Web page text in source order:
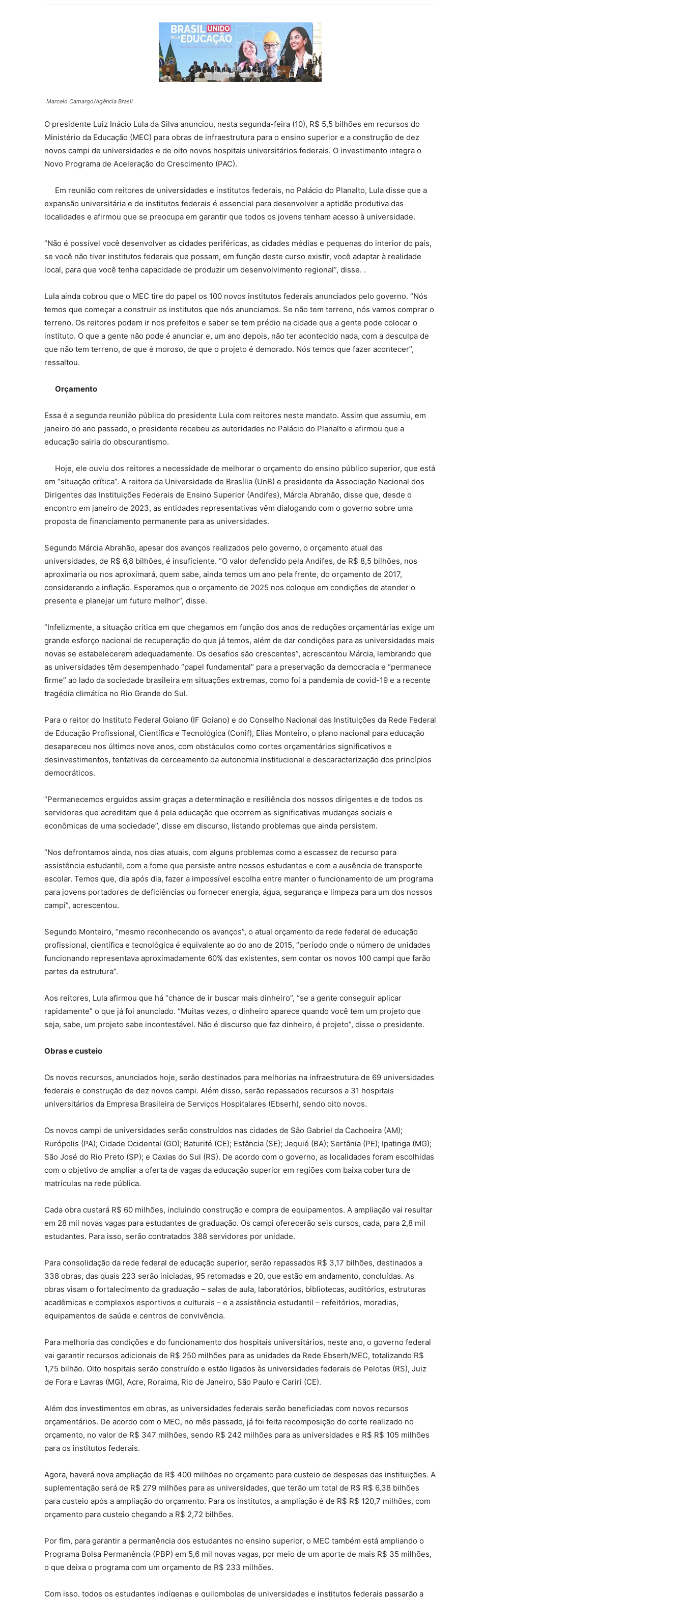
Marcelo Camargo/Agência Brasil
O presidente Luiz Inácio Lula da Silva anunciou, nesta segunda-feira (10), R$ 5,5 bilhões em recursos do
Ministério da Educação (MEC) para obras de infraestrutura para o ensino superior e a construção de dez
novos campi de universidades e de oito novos hospitais universitários federais. O investimento integra o
Novo Programa de Aceleração do Crescimento (PAC).
Em reunião com reitores de universidades e institutos federais, no Palácio do Planalto, Lula disse que a
expansão universitária e de institutos federais é essencial para desenvolver a aptidão produtiva das
localidades e afirmou que se preocupa em garantir que todos os jovens tenham acesso à universidade.
“Não é possível você desenvolver as cidades periféricas, as cidades médias e pequenas do interior do país,
se você não tiver institutos federais que possam, em função deste curso existir, você adaptar à realidade
local, para que você tenha capacidade de produzir um desenvolvimento regional”, disse. .
Lula ainda cobrou que o MEC tire do papel os 100 novos institutos federais anunciados pelo governo. “Nós
temos que começar a construir os institutos que nós anunciamos. Se não tem terreno, nós vamos comprar o
terreno. Os reitores podem ir nos prefeitos e saber se tem prédio na cidade que a gente pode colocar o
instituto. O que a gente não pode é anunciar e, um ano depois, não ter acontecido nada, com a desculpa de
que não tem terreno, de que é moroso, de que o projeto é demorado. Nós temos que fazer acontecer”,
ressaltou.
Orçamento
Essa é a segunda reunião pública do presidente Lula com reitores neste mandato. Assim que assumiu, em
janeiro do ano passado, o presidente recebeu as autoridades no Palácio do Planalto e afirmou que a
educação sairia do obscurantismo.
Hoje, ele ouviu dos reitores a necessidade de melhorar o orçamento do ensino público superior, que está
em “situação crítica”. A reitora da Universidade de Brasília (UnB) e presidente da Associação Nacional dos
Dirigentes das Instituições Federais de Ensino Superior (Andifes), Márcia Abrahão, disse que, desde o
encontro em janeiro de 2023, as entidades representativas vêm dialogando com o governo sobre uma
proposta de financiamento permanente para as universidades.
Segundo Márcia Abrahão, apesar dos avanços realizados pelo governo, o orçamento atual das
universidades, de R$ 6,8 bilhões, é insuficiente. “O valor defendido pela Andifes, de R$ 8,5 bilhões, nos
aproximaria ou nos aproximará, quem sabe, ainda temos um ano pela frente, do orçamento de 2017,
considerando a inflação. Esperamos que o orçamento de 2025 nos coloque em condições de atender o
presente e planejar um futuro melhor”, disse.
“Infelizmente, a situação crítica em que chegamos em função dos anos de reduções orçamentárias exige um
grande esforço nacional de recuperação do que já temos, além de dar condições para as universidades mais
novas se estabelecerem adequadamente. Os desafios são crescentes”, acrescentou Márcia, lembrando que
as universidades têm desempenhado “papel fundamental” para a preservação da democracia e “permanece
firme” ao lado da sociedade brasileira em situações extremas, como foi a pandemia de covid-19 e a recente
tragédia climática no Rio Grande do Sul.
Para o reitor do Instituto Federal Goiano (IF Goiano) e do Conselho Nacional das Instituições da Rede Federal
de Educação Profissional, Científica e Tecnológica (Conif), Elias Monteiro, o plano nacional para educação
desapareceu nos últimos nove anos, com obstáculos como cortes orçamentários significativos e
desinvestimentos, tentativas de cerceamento da autonomia institucional e descaracterização dos princípios
democráticos.
“Permanecemos erguidos assim graças a determinação e resiliência dos nossos dirigentes e de todos os
servidores que acreditam que é pela educação que ocorrem as significativas mudanças sociais e
econômicas de uma sociedade”, disse em discurso, listando problemas que ainda persistem.
“Nos defrontamos ainda, nos dias atuais, com alguns problemas como a escassez de recurso para
assistência estudantil, com a fome que persiste entre nossos estudantes e com a ausência de transporte
escolar. Temos que, dia após dia, fazer a impossível escolha entre manter o funcionamento de um programa
para jovens portadores de deficiências ou fornecer energia, água, segurança e limpeza para um dos nossos
campi”, acrescentou.
Segundo Monteiro, “mesmo reconhecendo os avanços”, o atual orçamento da rede federal de educação
profissional, científica e tecnológica é equivalente ao do ano de 2015, “período onde o número de unidades
funcionando representava aproximadamente 60% das existentes, sem contar os novos 100 campi que farão
partes da estrutura”.
Aos reitores, Lula afirmou que há “chance de ir buscar mais dinheiro”, “se a gente conseguir aplicar
rapidamente” o que já foi anunciado. “Muitas vezes, o dinheiro aparece quando você tem um projeto que
seja, sabe, um projeto sabe incontestável. Não é discurso que faz dinheiro, é projeto”, disse o presidente.
Obras e custeio
Os novos recursos, anunciados hoje, serão destinados para melhorias na infraestrutura de 69 universidades
federais e construção de dez novos campi. Além disso, serão repassados recursos a 31 hospitais
universitários da Empresa Brasileira de Serviços Hospitalares (Ebserh), sendo oito novos.
Os novos campi de universidades serão construídos nas cidades de São Gabriel da Cachoeira (AM);
Rurópolis (PA); Cidade Ocidental (GO); Baturité (CE); Estância (SE); Jequié (BA); Sertânia (PE); Ipatinga (MG);
São José do Rio Preto (SP); e Caxias do Sul (RS). De acordo com o governo, as localidades foram escolhidas
com o objetivo de ampliar a oferta de vagas da educação superior em regiões com baixa cobertura de
matrículas na rede pública.
Cada obra custará R$ 60 milhões, incluindo construção e compra de equipamentos. A ampliação vai resultar
em 28 mil novas vagas para estudantes de graduação. Os campi oferecerão seis cursos, cada, para 2,8 mil
estudantes. Para isso, serão contratados 388 servidores por unidade.
Para consolidação da rede federal de educação superior, serão repassados R$ 3,17 bilhões, destinados a
338 obras, das quais 223 serão iniciadas, 95 retomadas e 20, que estão em andamento, concluídas. As
obras visam o fortalecimento da graduação – salas de aula, laboratórios, bibliotecas, auditórios, estruturas
acadêmicas e complexos esportivos e culturais – e a assistência estudantil – refeitórios, moradias,
equipamentos de saúde e centros de convivência.
Para melhoria das condições e do funcionamento dos hospitais universitários, neste ano, o governo federal
vai garantir recursos adicionais de R$ 250 milhões para as unidades da Rede Ebserh/MEC, totalizando R$
1,75 bilhão. Oito hospitais serão construído e estão ligados às universidades federais de Pelotas (RS), Juiz
de Fora e Lavras (MG), Acre, Roraima, Rio de Janeiro, São Paulo e Cariri (CE).
Além dos investimentos em obras, as universidades federais serão beneficiadas com novos recursos
orçamentários. De acordo com o MEC, no mês passado, já foi feita recomposição do corte realizado no
orçamento, no valor de R$ 347 milhões, sendo R$ 242 milhões para as universidades e R$ R$ 105 milhões
para os institutos federais.
Agora, haverá nova ampliação de R$ 400 milhões no orçamento para custeio de despesas das instituições. A
suplementação será de R$ 279 milhões para as universidades, que terão um total de R$ R$ 6,38 bilhões
para custeio após a ampliação do orçamento. Para os institutos, a ampliação é de R$ R$ 120,7 milhões, com
orçamento para custeio chegando a R$ 2,72 bilhões.
Por fim, para garantir a permanência dos estudantes no ensino superior, o MEC também está ampliando o
Programa Bolsa Permanência (PBP) em 5,6 mil novas vagas, por meio de um aporte de mais R$ 35 milhões,
o que deixa o programa com um orçamento de R$ 233 milhões.
Com isso, todos os estudantes indígenas e quilombolas de universidades e institutos federais passarão a